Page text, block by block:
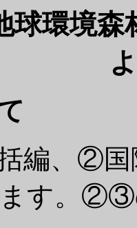
球環境森
編、②国
ます。